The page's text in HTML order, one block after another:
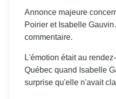
Annonce majeure
Poirier et Isabelle
commentaire.
L'émotion était au
Québec quand Isabelle
surprise qu'elle n'avait